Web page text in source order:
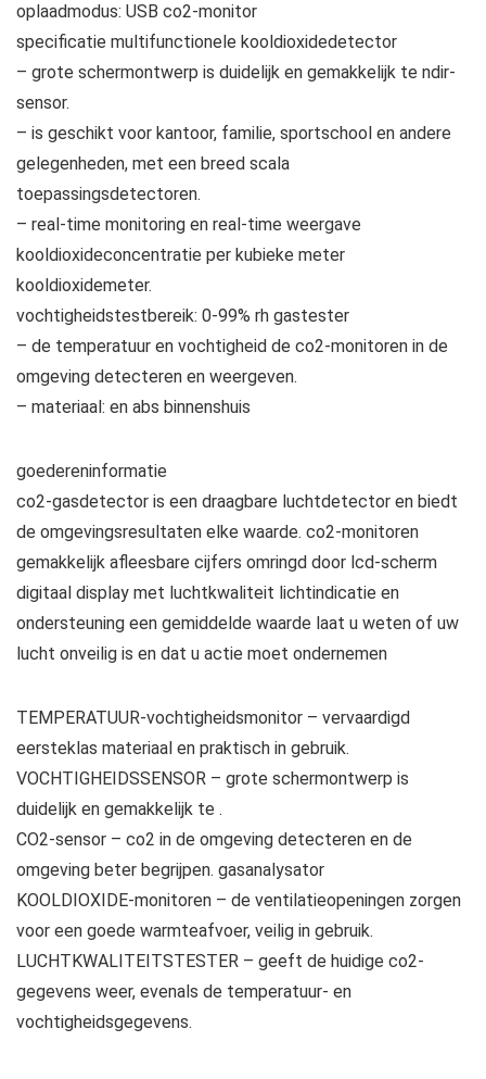
oplaadmodus: USB co2-monitor
specificatie multifunctionele kooldioxidedetector
– grote schermontwerp is duidelijk en gemakkelijk te ndir-
sensor.
– is geschikt voor kantoor, familie, sportschool en andere
gelegenheden, met een breed scala
toepassingsdetectoren.
– real-time monitoring en real-time weergave
kooldioxideconcentratie per kubieke meter
kooldioxidemeter.
vochtigheidstestbereik: 0-99% rh gastester
– de temperatuur en vochtigheid de co2-monitoren in de
omgeving detecteren en weergeven.
– materiaal: en abs binnenshuis
goedereninformatie
co2-gasdetector is een draagbare luchtdetector en biedt
de omgevingsresultaten elke waarde. co2-monitoren
gemakkelijk afleesbare cijfers omringd door lcd-scherm
digitaal display met luchtkwaliteit lichtindicatie en
ondersteuning een gemiddelde waarde laat u weten of uw
lucht onveilig is en dat u actie moet ondernemen
TEMPERATUUR-vochtigheidsmonitor – vervaardigd
eersteklas materiaal en praktisch in gebruik.
VOCHTIGHEIDSSENSOR – grote schermontwerp is
duidelijk en gemakkelijk te .
CO2-sensor – co2 in de omgeving detecteren en de
omgeving beter begrijpen. gasanalysator
KOOLDIOXIDE-monitoren – de ventilatieopeningen zorgen
voor een goede warmteafvoer, veilig in gebruik.
LUCHTKWALITEITSTESTER – geeft de huidige co2-
gegevens weer, evenals de temperatuur- en
vochtigheidsgegevens.